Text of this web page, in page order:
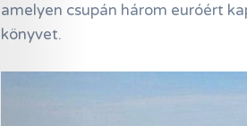
amelyen csupán három euróért
könyvet.